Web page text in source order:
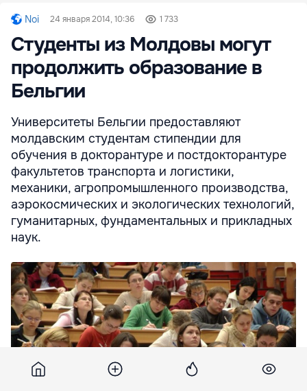
Noi 24 января 2014, 10:36 1 733
Студенты из Молдовы могут
продолжить образование в
Бельгии
Университеты Бельгии предоставляют
молдавским студентам стипендии для
обучения в докторантуре и постдокторантуре
факультетов транспорта и логистики,
механики, агропромышленного производства,
аэрокосмических и экологических технологий,
гуманитарных, фундаментальных и прикладных
наук.